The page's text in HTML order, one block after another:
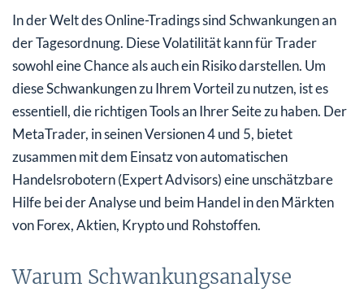
Wie Sie Schwankungsanalyse in MetaTrader nutzen
können
Fazit
In der Welt des Online-Tradings sind Schwankungen an
der Tagesordnung. Diese Volatilität kann für Trader
sowohl eine Chance als auch ein Risiko darstellen. Um
diese Schwankungen zu Ihrem Vorteil zu nutzen, ist es
essentiell, die richtigen Tools an Ihrer Seite zu haben. Der
MetaTrader, in seinen Versionen 4 und 5, bietet
zusammen mit dem Einsatz von automatischen
Handelsrobotern (Expert Advisors) eine unschätzbare
Hilfe bei der Analyse und beim Handel in den Märkten
von Forex, Aktien, Krypto und Rohstoffen.
Warum Schwankungsanalyse